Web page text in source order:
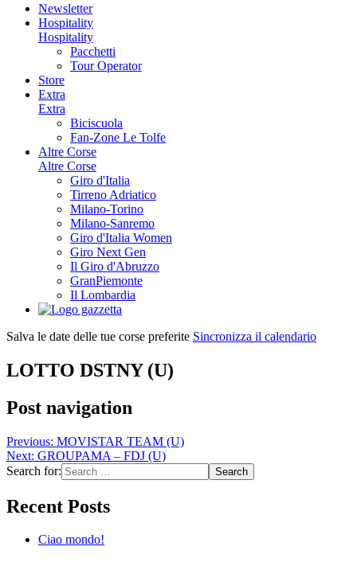
Newsletter
Hospitality
Hospitality
Pacchetti
Tour Operator
Store
Extra
Extra
Biciscuola
Fan-Zone Le Tolfe
Altre Corse
Altre Corse
Giro d'Italia
Tirreno Adriatico
Milano-Torino
Milano-Sanremo
Giro d'Italia Women
Giro Next Gen
Il Giro d'Abruzzo
GranPiemonte
Il Lombardia
Salva le date delle tue corse preferite Sincronizza il calendario
LOTTO DSTNY (U)
Post navigation
Previous: MOVISTAR TEAM (U)
Next: GROUPAMA – FDJ (U)
Search for:
Recent Posts
Ciao mondo!